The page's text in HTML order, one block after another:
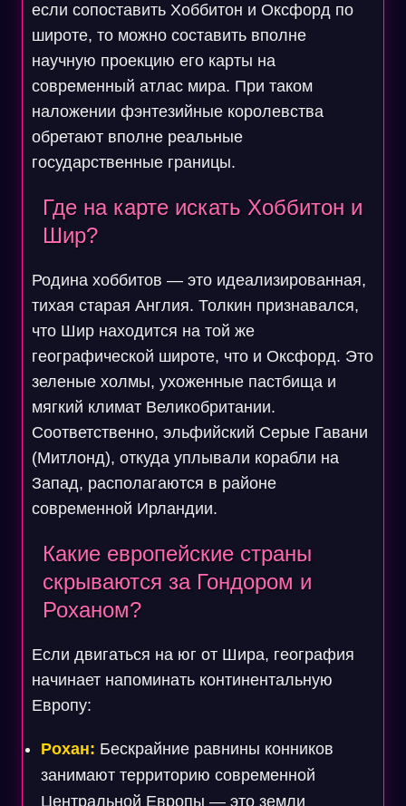
если сопоставить Хоббитон и Оксфорд по
широте, то можно составить вполне
научную проекцию его карты на
современный атлас мира. При таком
наложении фэнтезийные королевства
обретают вполне реальные
государственные границы.
Где на карте искать Хоббитон и
Шир?
Родина хоббитов — это идеализированная,
тихая старая Англия. Толкин признавался,
что Шир находится на той же
географической широте, что и Оксфорд. Это
зеленые холмы, ухоженные пастбища и
мягкий климат Великобритании.
Соответственно, эльфийский Серые Гавани
(Митлонд), откуда уплывали корабли на
Запад, располагаются в районе
современной Ирландии.
Какие европейские страны
скрываются за Гондором и
Роханом?
Если двигаться на юг от Шира, география
начинает напоминать континентальную
Европу:
Рохан: Бескрайние равнины конников
занимают территорию современной
Центральной Европы — это земли